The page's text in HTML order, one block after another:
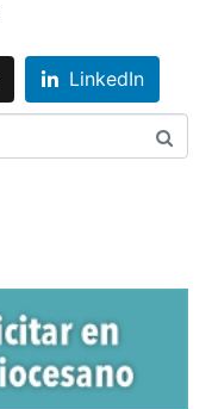
LinkedIn